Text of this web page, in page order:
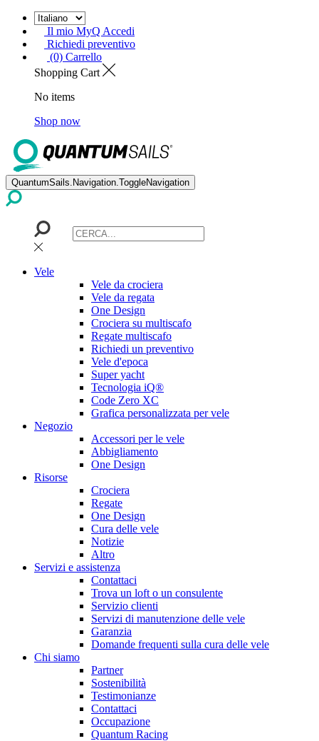
Il mio MyQ Accedi
Richiedi preventivo
(0) Carrello
Shopping Cart
No items
Shop now
QuantumSails.Navigation.ToggleNavigation
Vele
Vele da crociera
Vele da regata
One Design
Crociera su multiscafo
Regate multiscafo
Richiedi un preventivo
Vele d'epoca
Super yacht
Tecnologia iQ®
Code Zero XC
Grafica personalizzata per vele
Negozio
Accessori per le vele
Abbigliamento
One Design
Risorse
Crociera
Regate
One Design
Cura delle vele
Notizie
Altro
Servizi e assistenza
Contattaci
Trova un loft o un consulente
Servizio clienti
Servizi di manutenzione delle vele
Garanzia
Domande frequenti sulla cura delle vele
Chi siamo
Partner
Sostenibilità
Testimonianze
Contattaci
Occupazione
Quantum Racing